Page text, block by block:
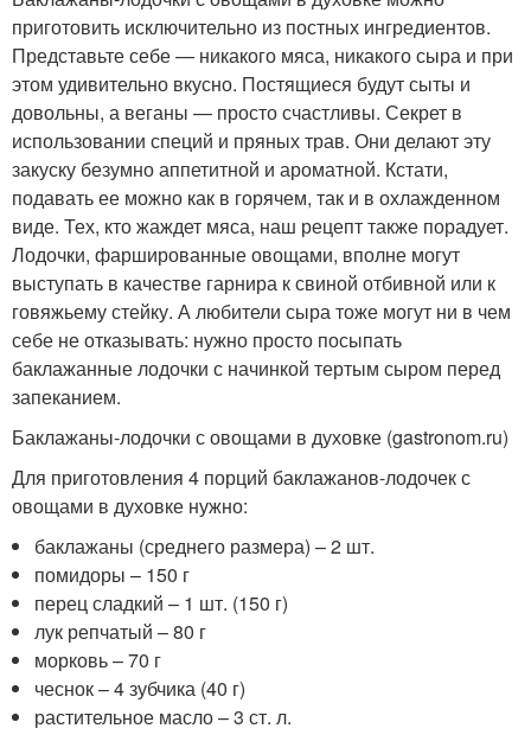
приготовить исключительно из постных ингредиентов.
Представьте себе — никакого мяса, никакого сыра и при
этом удивительно вкусно. Постящиеся будут сыты и
довольны, а веганы — просто счастливы. Секрет в
использовании специй и пряных трав. Они делают эту
закуску безумно аппетитной и ароматной. Кстати,
подавать ее можно как в горячем, так и в охлажденном
виде. Тех, кто жаждет мяса, наш рецепт также порадует.
Лодочки, фаршированные овощами, вполне могут
выступать в качестве гарнира к свиной отбивной или к
говяжьему стейку. А любители сыра тоже могут ни в чем
себе не отказывать: нужно просто посыпать
баклажанные лодочки с начинкой тертым сыром перед
запеканием.
Баклажаны-лодочки с овощами в духовке (gastronom.ru)
Для приготовления 4 порций баклажанов-лодочек с
овощами в духовке нужно:
баклажаны (среднего размера) – 2 шт.
помидоры – 150 г
перец сладкий – 1 шт. (150 г)
лук репчатый – 80 г
морковь – 70 г
чеснок – 4 зубчика (40 г)
растительное масло – 3 ст. л.